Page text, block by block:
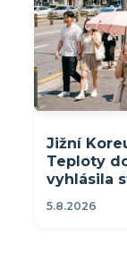
Jižní
Teploty
vyhlásila
5.8.2026